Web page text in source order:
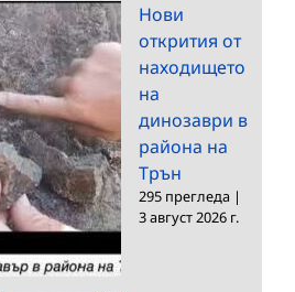
Нови
открития от
находището
на
динозаври в
района на
Трън
295 прегледа |
3 август 2026 г.